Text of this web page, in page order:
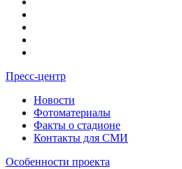
Пресс-центр
Новости
Фотоматериалы
Факты о стадионе
Контакты для СМИ
Особенности проекта